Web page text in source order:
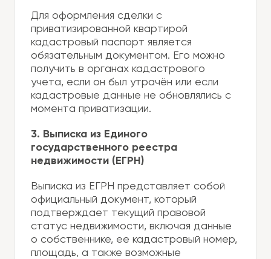
Для оформления сделки с
приватизированной квартирой
кадастровый паспорт является
обязательным документом. Его можно
получить в органах кадастрового
учета, если он был утрачён или если
кадастровые данные не обновлялись с
момента приватизации.
3. Выписка из Единого
государственного реестра
недвижимости (ЕГРН)
Выписка из ЕГРН представляет собой
официальный документ, который
подтверждает текущий правовой
статус недвижимости, включая данные
о собственнике, ее кадастровый номер,
площадь, а также возможные